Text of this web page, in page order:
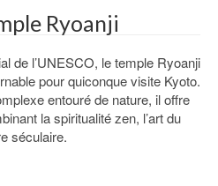
Ryoanji
de l’UNESCO, le temple Ryoanji
pour quiconque visite Kyoto.
entouré de nature, il offre
la spiritualité zen, l’art du
séculaire.